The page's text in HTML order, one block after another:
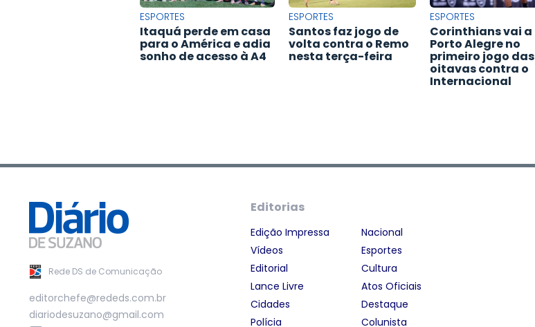
ESPORTES
Itaquá perde em casa
para o América e adia
sonho de acesso à A4
ESPORTES
Santos faz jogo de
volta contra o Remo
nesta terça-feira
ESPORTES
Corinthians vai a
Porto Alegre no
primeiro jogo das
oitavas contra o
Internacional
Rede DS de Comunicação
editorchefe@rededs.com.br
diariodesuzano@gmail.com
Editorias
Edição Impressa
Vídeos
Editorial
Lance Livre
Cidades
Polícia
Nacional
Esportes
Cultura
Atos Oficiais
Destaque
Colunista